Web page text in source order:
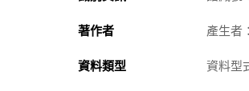
著作者 產生者
資料類型 資料型